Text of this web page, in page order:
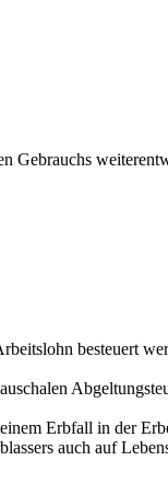
besteuert
Erbfall in der
auch auf